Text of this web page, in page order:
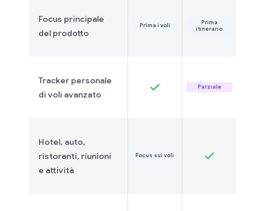
Focus principale
del prodotto
Prima i voli
Prima
itinerario
Tracker personale
di voli avanzato
Parziale
Hotel, auto,
ristoranti, riunioni
e attività
Focus sui voli